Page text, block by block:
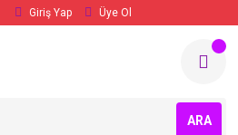
Giriş Yap Üye Ol
ARA